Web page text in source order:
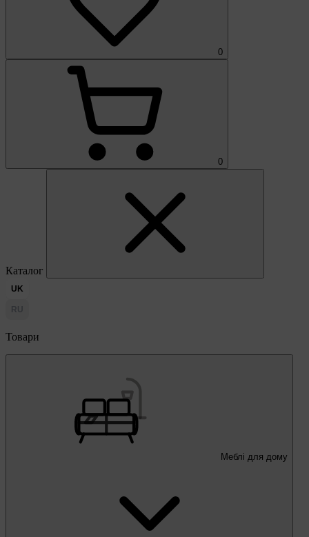
0
0
Каталог
UK
RU
Товари
Меблі для дому